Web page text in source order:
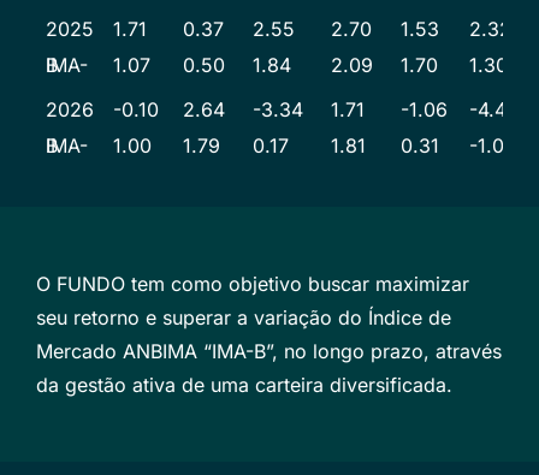
2025
1.71 0.37 2.55 2.70 1.53 2.32
IMA-B
1.07 0.50 1.84 2.09 1.70 1.30
2026
-0.10 2.64 -3.34 1.71 -1.06 -4.45
IMA-B
1.00 1.79 0.17 1.81 0.31 -1.04
O FUNDO tem como objetivo buscar maximizar
seu retorno e superar a variação do Índice de
Mercado ANBIMA “IMA-B”, no longo prazo, através
da gestão ativa de uma carteira diversificada.